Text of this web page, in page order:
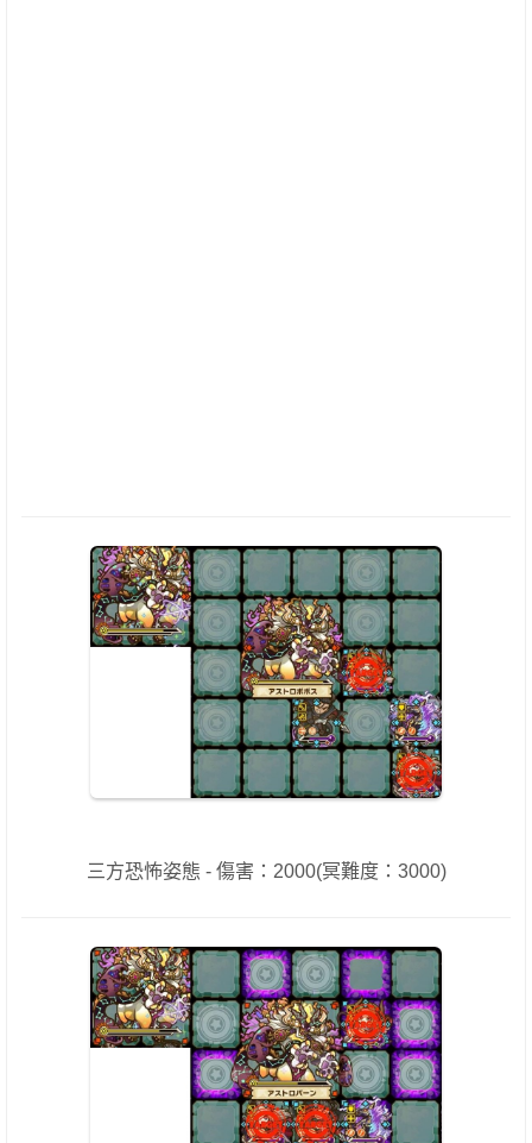
三方恐怖姿態 - 傷害：2000(冥難度：3000)